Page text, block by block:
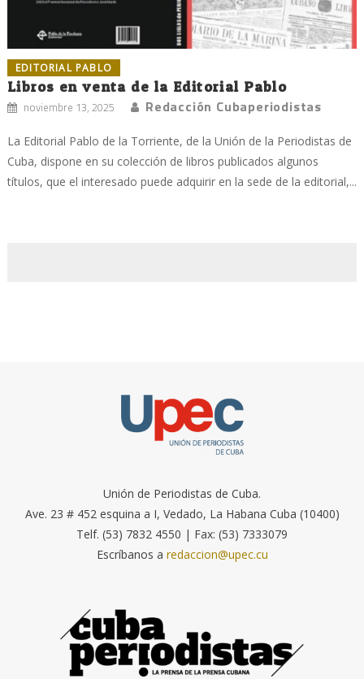
EDITORIAL PABLO
Libros en venta de la Editorial Pablo
noviembre 13, 2025 Redacción Cubaperiodistas
La Editorial Pablo de la Torriente, de la Unión de la Periodistas de
Cuba, dispone en su colección de libros publicados algunos
títulos, que el interesado puede adquirir en la sede de la editorial,...
Unión de Periodistas de Cuba.
Ave. 23 # 452 esquina a I, Vedado, La Habana Cuba (10400)
Telf. (53) 7832 4550 | Fax: (53) 7333079
Escríbanos a redaccion@upec.cu